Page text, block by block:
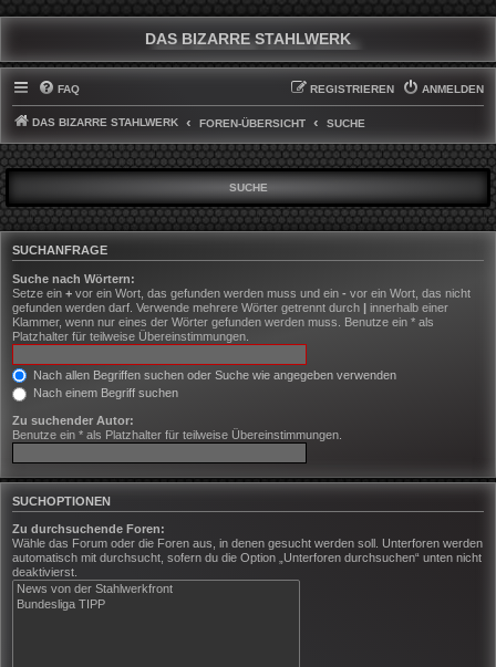
DAS BIZARRE STAHLWERK
FAQ ANMELDEN
REGISTRIEREN
DAS BIZARRE STAHLWERK FOREN-ÜBERSICHT SUCHE
SUCHE
SUCHANFRAGE
Suche nach Wörtern:
Setze ein + vor ein Wort, das gefunden werden muss und ein - vor ein Wort, das nicht
gefunden werden darf. Verwende mehrere Wörter getrennt durch | innerhalb einer
Klammer, wenn nur eines der Wörter gefunden werden muss. Benutze ein * als
Platzhalter für teilweise Übereinstimmungen.
Nach allen Begriffen suchen oder Suche wie angegeben verwenden
Nach einem Begriff suchen
Zu suchender Autor:
Benutze ein * als Platzhalter für teilweise Übereinstimmungen.
SUCHOPTIONEN
Zu durchsuchende Foren:
Wähle das Forum oder die Foren aus, in denen gesucht werden soll. Unterforen werden
automatisch mit durchsucht, sofern du die Option „Unterforen durchsuchen“ unten nicht
deaktivierst.